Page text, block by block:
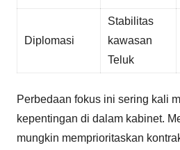
Diplomasi
Stabilitas
kawasan
Teluk
Perbedaan fokus ini sering kali
kepentingan di dalam kabinet.
mungkin memprioritaskan